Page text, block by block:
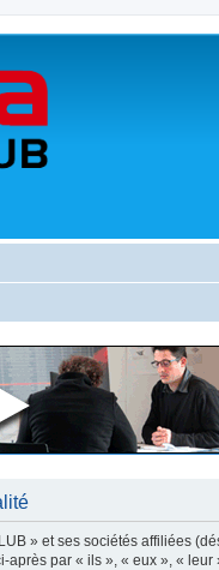
» et ses sociétés affiliées
par « ils », « eux », «